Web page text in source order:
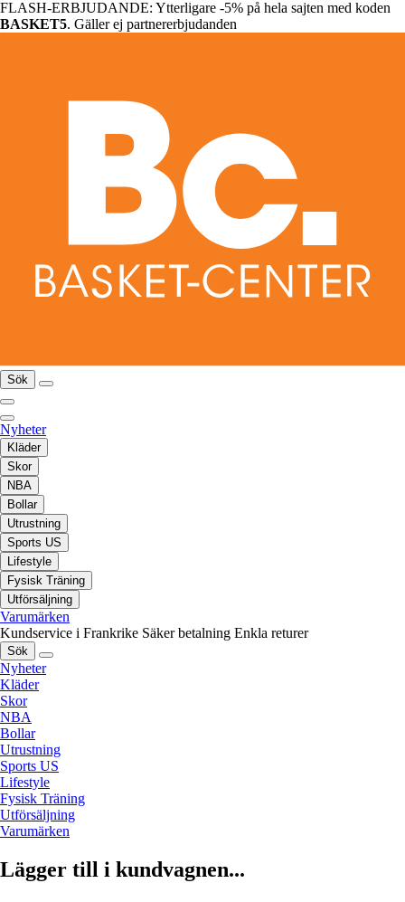
FLASH-ERBJUDANDE: Ytterligare -5% på hela sajten med koden
BASKET5. Gäller ej partnererbjudanden
Sök
Nyheter
Kläder
Skor
NBA
Bollar
Utrustning
Sports US
Lifestyle
Fysisk Träning
Utförsäljning
Varumärken
Kundservice i Frankrike Säker betalning Enkla returer
Sök
Nyheter
Kläder
Skor
NBA
Bollar
Utrustning
Sports US
Lifestyle
Fysisk Träning
Utförsäljning
Varumärken
Lägger till i kundvagnen...